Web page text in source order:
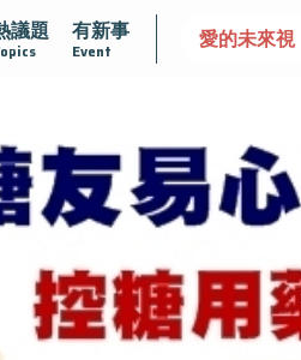
議題 有新事
Event
認識攝護腺肥大 守護骨骼健康